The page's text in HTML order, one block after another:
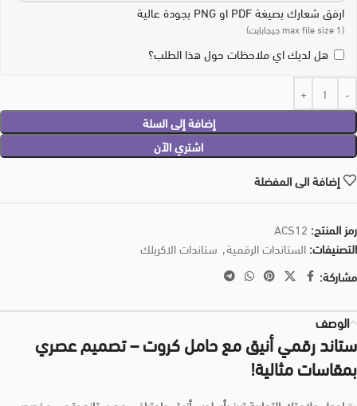
ارفق شعارك بصيغة PDF او PNG بجودة عالية
(max file size 1 جيجابايت)
هل لديك اي ملاحظات حول هذا الطلب؟
إضافة إلى السلة
اشتري الآن
إضافة الى المفضلة
رمز المنتج: ACS12
التصنيفات:الستاندات الرقمية, ستاندات الاكريلك
مشاركة:
الوصف
ستاند رقمي أنيق مع حامل كروت – تصميم عصري
بمقاسات مثالية!